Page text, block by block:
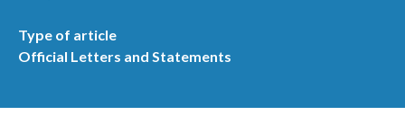
Type of article
Official Letters and Statements